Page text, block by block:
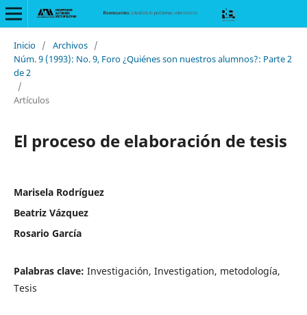
Inicio / Archivos /
Núm. 9 (1993): No. 9, Foro ¿Quiénes son nuestros alumnos?: Parte 2
de 2
/
Artículos
El proceso de elaboración de tesis
Marisela Rodríguez
Beatriz Vázquez
Rosario García
Palabras clave: Investigación, Investigation, metodología,
Tesis